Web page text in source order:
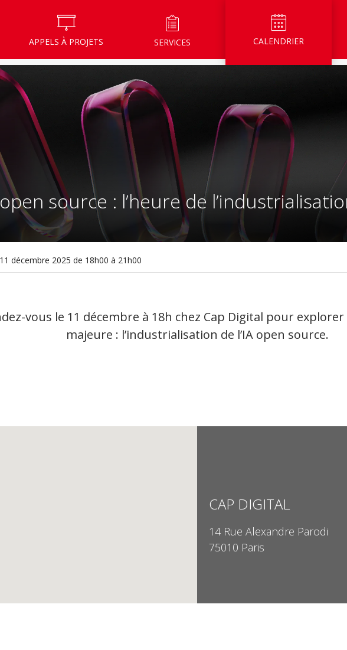
APPELS À PROJETS SERVICES CALENDRIER
source : l’heure de
décembre 2025 de 18h00 à 21h00
vous le 11 décembre à 18h chez Cap Digital pour
majeure : l’industrialisation de l’IA open source.
CAP DIGITAL
14 Rue Alexandre Parodi
75010 Paris